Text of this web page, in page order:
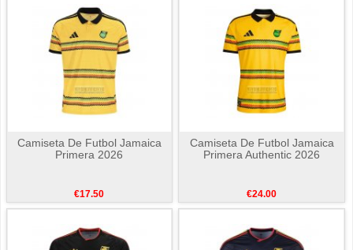
Camiseta De Futbol Jamaica
Primera 2026
€17.50
Camiseta De Futbol Jamaica
Primera Authentic 2026
€24.00